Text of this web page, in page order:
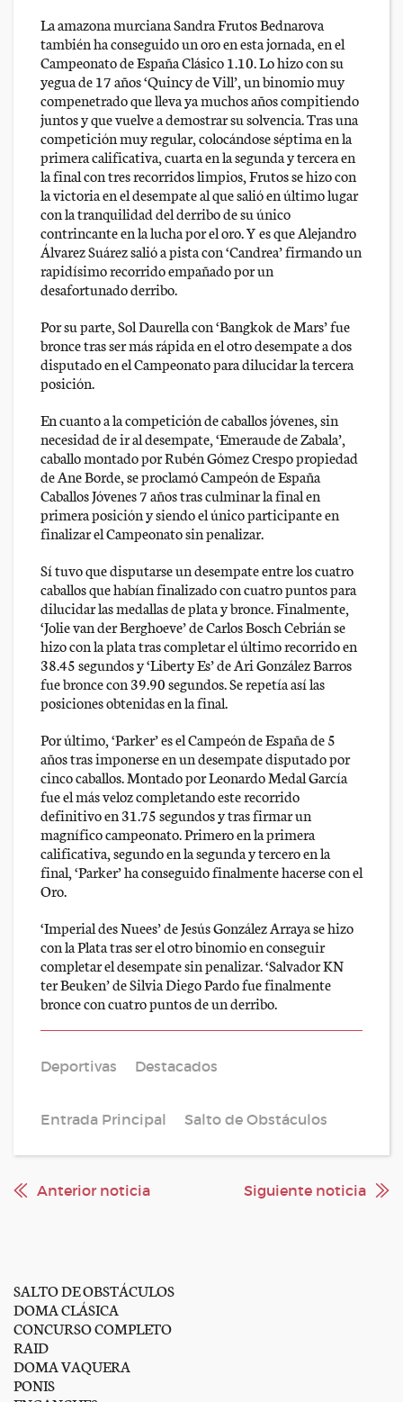
La amazona murciana Sandra Frutos Bednarova
también ha conseguido un oro en esta jornada, en el
Campeonato de España Clásico 1.10. Lo hizo con su
yegua de 17 años ‘Quincy de Vill’, un binomio muy
compenetrado que lleva ya muchos años compitiendo
juntos y que vuelve a demostrar su solvencia. Tras una
competición muy regular, colocándose séptima en la
primera calificativa, cuarta en la segunda y tercera en
la final con tres recorridos limpios, Frutos se hizo con
la victoria en el desempate al que salió en último lugar
con la tranquilidad del derribo de su único
contrincante en la lucha por el oro. Y es que Alejandro
Álvarez Suárez salió a pista con ‘Candrea’ firmando un
rapidísimo recorrido empañado por un
desafortunado derribo.
Por su parte, Sol Daurella con ‘Bangkok de Mars’ fue
bronce tras ser más rápida en el otro desempate a dos
disputado en el Campeonato para dilucidar la tercera
posición.
En cuanto a la competición de caballos jóvenes, sin
necesidad de ir al desempate, ‘Emeraude de Zabala’,
caballo montado por Rubén Gómez Crespo propiedad
de Ane Borde, se proclamó Campeón de España
Caballos Jóvenes 7 años tras culminar la final en
primera posición y siendo el único participante en
finalizar el Campeonato sin penalizar.
Sí tuvo que disputarse un desempate entre los cuatro
caballos que habían finalizado con cuatro puntos para
dilucidar las medallas de plata y bronce. Finalmente,
‘Jolie van der Berghoeve’ de Carlos Bosch Cebrián se
hizo con la plata tras completar el último recorrido en
38.45 segundos y ‘Liberty Es’ de Ari González Barros
fue bronce con 39.90 segundos. Se repetía así las
posiciones obtenidas en la final.
Por último, ‘Parker’ es el Campeón de España de 5
años tras imponerse en un desempate disputado por
cinco caballos. Montado por Leonardo Medal García
fue el más veloz completando este recorrido
definitivo en 31.75 segundos y tras firmar un
magnífico campeonato. Primero en la primera
calificativa, segundo en la segunda y tercero en la
final, ‘Parker’ ha conseguido finalmente hacerse con el
Oro.
‘Imperial des Nuees’ de Jesús González Arraya se hizo
con la Plata tras ser el otro binomio en conseguir
completar el desempate sin penalizar. ‘Salvador KN
ter Beuken’ de Silvia Diego Pardo fue finalmente
bronce con cuatro puntos de un derribo.
Deportivas Destacados
Entrada Principal Salto de Obstáculos
Anterior noticia Siguiente noticia
SALTO DE OBSTÁCULOS
DOMA CLÁSICA
CONCURSO COMPLETO
RAID
DOMA VAQUERA
PONIS